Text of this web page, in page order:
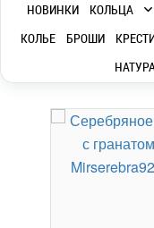
НОВИНКИ КОЛЬЦА
КОЛЬЕ
БРОШИ